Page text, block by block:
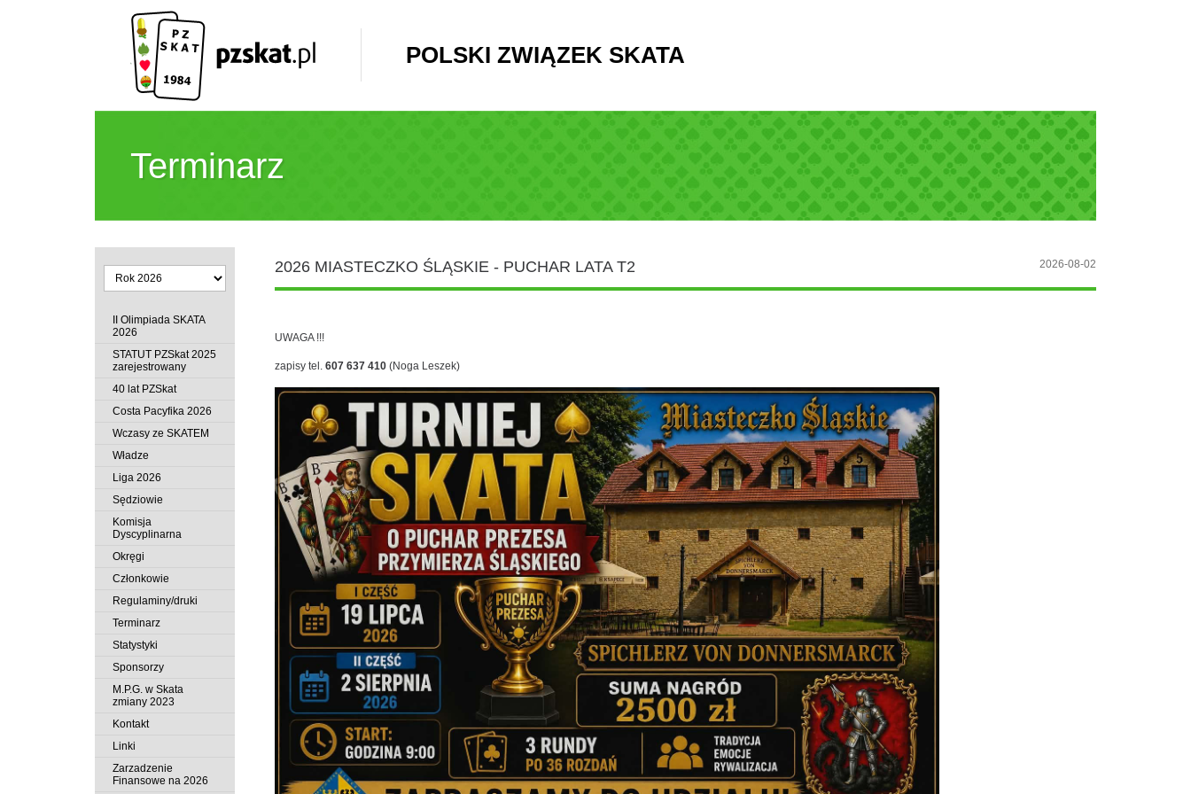
POLSKI ZWIĄZEK SKATA
Terminarz
II Olimpiada SKATA
2026
STATUT PZSkat 2025
zarejestrowany
40 lat PZSkat
Costa Pacyfika 2026
Wczasy ze SKATEM
Władze
Liga 2026
Sędziowie
Komisja
Dyscyplinarna
Okręgi
Członkowie
Regulaminy/druki
Terminarz
Statystyki
Sponsorzy
M.P.G. w Skata
zmiany 2023
Kontakt
Linki
Zarzadzenie
Finansowe na 2026
2026 MIASTECZKO ŚLĄSKIE - PUCHAR LATA T2 2026-08-02
UWAGA !!!
zapisy tel. 607 637 410(Noga Leszek)